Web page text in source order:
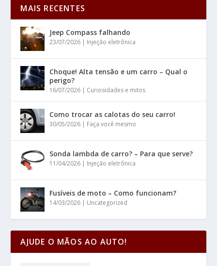
MAIS RECENTES
Jeep Compass falhando
23/07/2026 | Injeção eletrônica
Choque! Alta tensão e um carro – Qual o
perigo?
16/07/2026 | Curiosidades e mitos
Como trocar as calotas do seu carro!
30/05/2026 | Faça você mesmo
Sonda lambda de carro? – Para que serve?
11/04/2026 | Injeção eletrônica
Fusíveis de moto – Como funcionam?
14/03/2026 | Uncategorized
AJUDE O MÃOS AO AUTO!